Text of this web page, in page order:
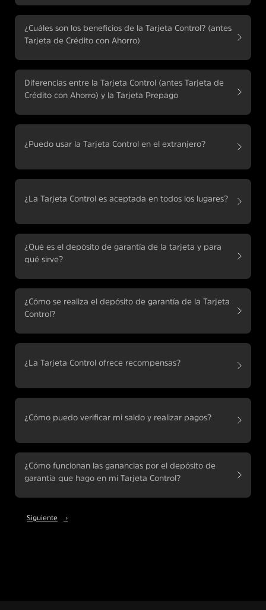
¿Cuáles son los beneficios de la Tarjeta Control? (antes
Tarjeta de Crédito con Ahorro)
Diferencias entre la Tarjeta Control (antes Tarjeta de
Crédito con Ahorro) y la Tarjeta Prepago
¿Puedo usar la Tarjeta Control en el extranjero?
¿La Tarjeta Control es aceptada en todos los lugares?
¿Qué es el depósito de garantía de la tarjeta y para
qué sirve?
¿Cómo se realiza el depósito de garantía de la Tarjeta
Control?
¿La Tarjeta Control ofrece recompensas?
¿Cómo puedo verificar mi saldo y realizar pagos?
¿Cómo funcionan las ganancias por el depósito de
garantía que hago en mi Tarjeta Control?
Siguiente ›